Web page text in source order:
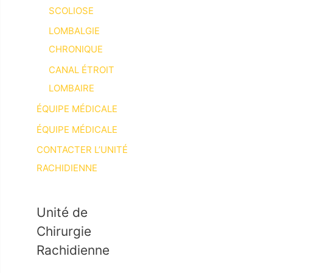
SCOLIOSE
LOMBALGIE
CHRONIQUE
CANAL ÉTROIT
LOMBAIRE
ÉQUIPE MÉDICALE
ÉQUIPE MÉDICALE
CONTACTER L’UNITÉ
RACHIDIENNE
Unité de
Chirurgie
Rachidienne